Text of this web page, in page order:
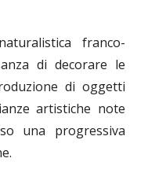
franco-
di decorare le
di oggetti
artistiche note
una progressiva